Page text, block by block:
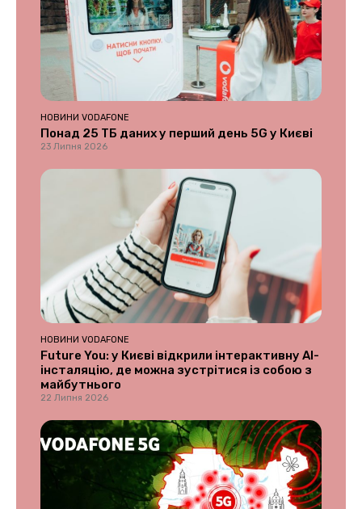
НОВИНИ VODAFONE
Понад 25 ТБ даних у перший день 5G у Києві
23 Липня 2026
НОВИНИ VODAFONE
Future You: у Києві відкрили інтерактивну AI-
інсталяцію, де можна зустрітися із собою з
майбутнього
22 Липня 2026